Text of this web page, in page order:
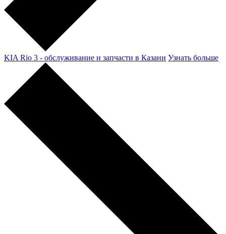
KIA Rio 3 - обслуживание и запчасти в Казани Узнать больше